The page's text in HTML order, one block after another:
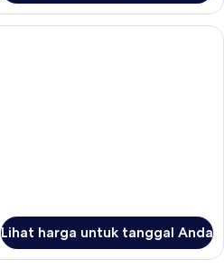
Rumah Deluks | Seprai premium,
Lihat harga untuk tanggal Anda